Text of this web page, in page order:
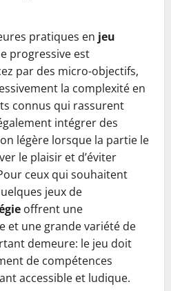
pratiques en jeu
progressive est
par des micro-objectifs,
la complexité en
connus qui rassurent
intégrer des
légère lorsque la partie le
le plaisir et d’éviter
ceux qui souhaitent
jeux de
offrent une
et une grande variété de
demeure: le jeu doit
de compétences
accessible et ludique.